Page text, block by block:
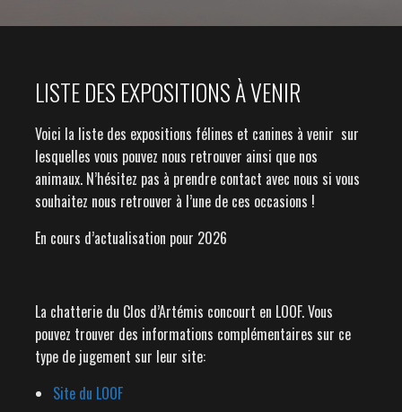
LISTE DES EXPOSITIONS À VENIR
Voici la liste des expositions félines et canines à venir sur
lesquelles vous pouvez nous retrouver ainsi que nos
animaux. N’hésitez pas à prendre contact avec nous si vous
souhaitez nous retrouver à l’une de ces occasions !
En cours d’actualisation pour 2026
La chatterie du Clos d’Artémis concourt en LOOF. Vous
pouvez trouver des informations complémentaires sur ce
type de jugement sur leur site:
Site du LOOF